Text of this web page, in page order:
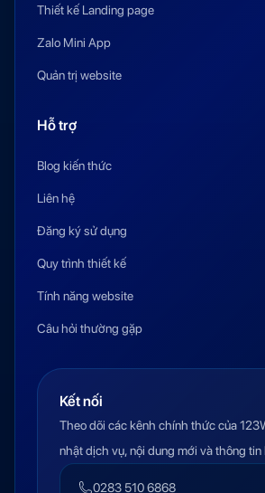
Thiết kế Landing page
Zalo Mini App
Quản trị website
Hỗ trợ
Blog kiến thức
Liên hệ
Đăng ký sử dụng
Quy trình thiết kế
Tính năng website
Câu hỏi thường gặp
Kết nối
Theo dõi các kênh chính thức của
nhật dịch vụ, nội dung mới và thông tin
0283 510 6868